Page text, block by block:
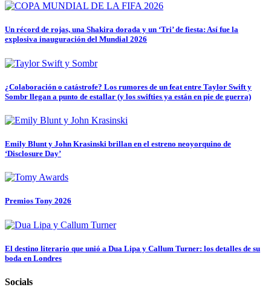
Un récord de rojas, una Shakira dorada y un ‘Tri’ de fiesta: Así fue la
explosiva inauguración del Mundial 2026
¿Colaboración o catástrofe? Los rumores de un feat entre Taylor Swift y
Sombr llegan a punto de estallar (y los swifties ya están en pie de guerra)
Emily Blunt y John Krasinski brillan en el estreno neoyorquino de
‘Disclosure Day’
Premios Tony 2026
El destino literario que unió a Dua Lipa y Callum Turner: los detalles de su
boda en Londres
Socials